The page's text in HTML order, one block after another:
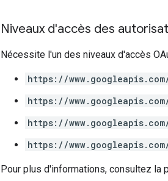
Niveaux d'accès des
Nécessite l'un des niveaux d'accès
https://
https://
https://
https://
Pour plus d'informations, consultez la